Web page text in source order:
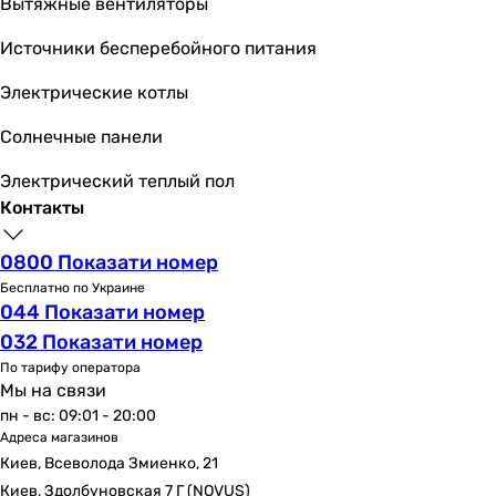
230 В
230 В
Режимы работы и температуры
охлаждение и обогрев, осушение, вентиляция,
вентиляция, осушение, охлаждение и обогрев,
вентиляция, осушение, охлаждение и обогрев,
вентиляция, осушение, охлаждение и обогрев,
вентиляция, осушение, охлаждение и обогрев,
вентиляция, осушение, охлаждение и обогрев,
вентиляция, осушение, охлаждение и обогрев,
вентиляция, осушение, охлаждение и обогрев,
вентиляция, осушение, охлаждение и обогрев,
вентиляция, осушение, охлаждение и обогрев
Мин. температура на обогрев
-15 °C
Источники бесперебойного питания
Электрические котлы
Солнечные панели
Электрический теплый пол
Контакты
0800 Показати номер
Бесплатно по Украине
044 Показати номер
032 Показати номер
По тарифу оператора
Мы на связи
пн - вс: 09:01 - 20:00
Адреса магазинов
Киев, Всеволода Змиенко, 21
Киев, Здолбуновская 7 Г (NOVUS)